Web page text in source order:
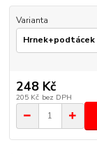
Varianta
248 Kč
205 Kč bez DPH